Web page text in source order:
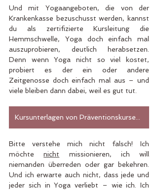
Und mit Yogaangeboten, die von der
Krankenkasse bezuschusst werden, kannst
du als zertifizierte Kursleitung die
Hemmschwelle, Yoga doch einfach mal
auszuprobieren, deutlich herabsetzen.
Denn wenn Yoga nicht so viel kostet,
probiert es der ein oder andere
Zeitgenosse doch einfach mal aus – und
viele bleiben dann dabei, weil es gut tut.
Kursunterlagen von Präventionskursen kaufen
Bitte verstehe mich nicht falsch! Ich
möchte nicht missionieren, ich will
niemanden überreden oder gar bekehren.
Und ich erwarte auch nicht, dass jede und
jeder sich in Yoga verliebt – wie ich. Ich